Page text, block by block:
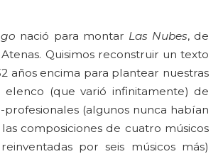
nació para montar Las Nubes, de
Quisimos reconstruir un texto
años encima para plantear nuestras
elenco (que varió infinitamente) de
profesionales (algunos nunca habían
composiciones de cuatro músicos
por seis músicos más)